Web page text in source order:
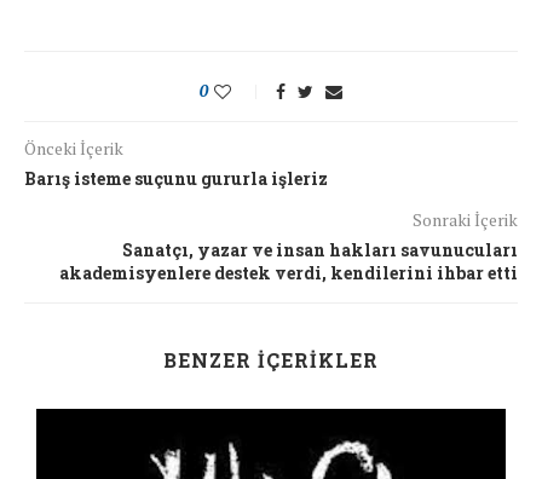
0
Önceki İçerik
Barış isteme suçunu gururla işleriz
Sonraki İçerik
Sanatçı, yazar ve insan hakları savunucuları
akademisyenlere destek verdi, kendilerini ihbar etti
BENZER İÇERIKLER